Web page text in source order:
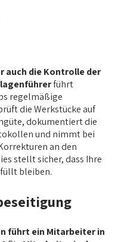
auch die Kontrolle der
führt
regelmäßige
die Werkstücke auf
dokumentiert die
und nimmt bei
an den
stellt sicher, dass Ihre
bleiben.
führt ein Mitarbeiter in